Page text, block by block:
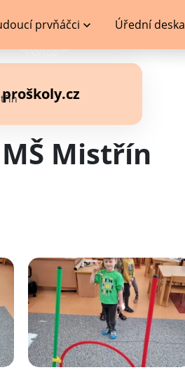
prvňáčci Úřední deska
proškoly.cz
MŠ Mistřín